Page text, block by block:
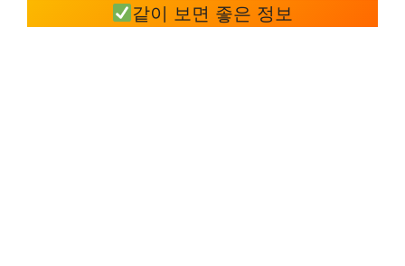
같이 보면 좋은 정보